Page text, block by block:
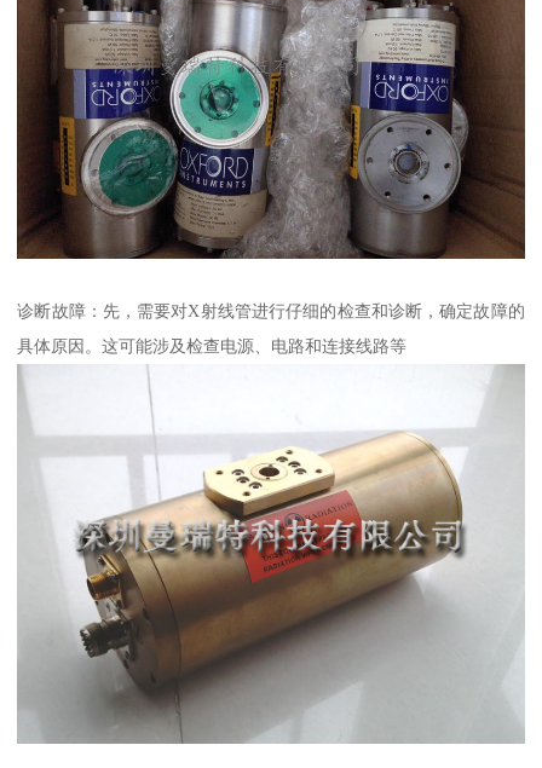
诊断故障：先，需要对X射线管进行仔细的检查和诊断，确定故障的
具体原因。这可能涉及检查电源、电路和连接线路等